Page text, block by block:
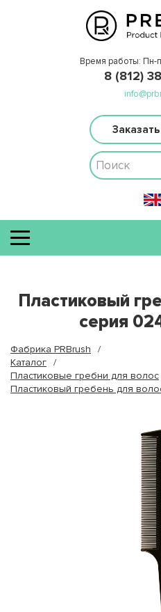
Время работы: Пн-
8 (812)
Пластиковый
серия
Фабрика PRBrush
Каталог
Пластиковые гребни для волос
Пластиковый гребень для